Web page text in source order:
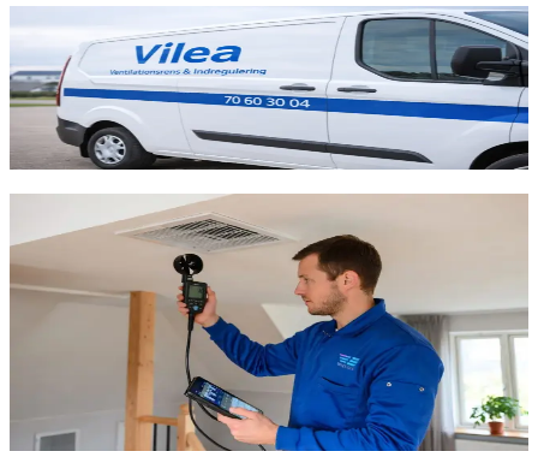
Uanset om du bor i villa, rækkehus eller lejlighed, har vi
en ventilationsløsning til dig. Fra budget-venlige AirPro
V2 anlæg til komplette centralanlæg med
varmegenvinding – vi finder den bedste løsning til dit
behov og budget.
Indhent tilbudRing70 60 30 04
AirPro V2 — den populære løsning
fra 6.997 kr.
AirPro V2 er den mest populære decentrale
ventilationsløsning til private boliger. Med en pris på kun
6.997 kr. inkl. professionel installation får du effektiv
ventilation med varmegenvinding. Anlægget er kompakt,
støjsvagt og energieffektivt.
Indhent tilbud
Ring 70 60 30 04